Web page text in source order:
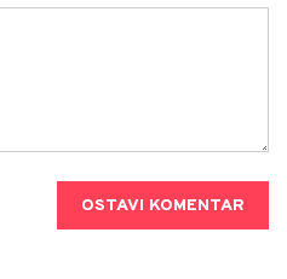
OSTAVI KOMENTAR